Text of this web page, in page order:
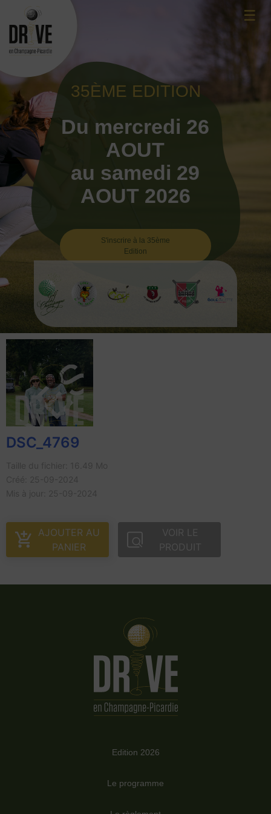
content
☰
35ÈME EDITION
Du mercredi 26
AOUT
au samedi 29
AOUT 2026
S'inscrire à la 35ème
Edition
DSC_4769
AJOUTER AU
PANIER
VOIR LE
PRODUIT
Edition 2026
Le programme